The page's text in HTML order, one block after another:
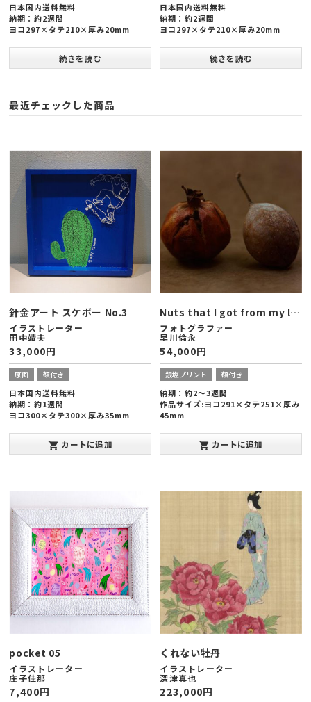
SOLD OUT
日本国内送料無料
納期：約2週間
ヨコ297×タテ210×厚み20mm
続きを読む
SOLD OUT
日本国内送料無料
納期：約2週間
ヨコ297×タテ210×厚み20mm
続きを読む
最近チェックした商品
針金アート スケボー No.3
イラストレーター
田中靖夫
33,000円
原画 額付き
日本国内送料無料
納期：約1週間
ヨコ300×タテ300×厚み35mm
shopping_cart カートに追加
Nuts that I got from my late grandmother
フォトグラファー
早川倫永
54,000円
銀塩プリント 額付き
納期：約2～3週間
作品サイズ:ヨコ291×タテ251×厚み
45mm
額縁は作家自身によるツヤなし白塗装
発表年:2014年3月
shopping_cart カートに追加
pocket 05
イラストレーター
庄子佳那
7,400円
くれない牡丹
イラストレーター
深津真也
223,000円